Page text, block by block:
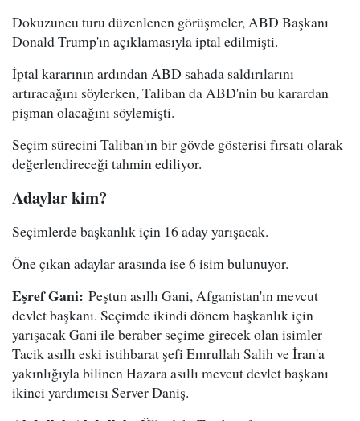
Dokuzuncu turu düzenlenen görüşmeler, ABD Başkanı
Donald Trump'ın açıklamasıyla iptal edilmişti.
İptal kararının ardından ABD sahada saldırılarını
artıracağını söylerken, Taliban da ABD'nin bu karardan
pişman olacağını söylemişti.
Seçim sürecini Taliban'ın bir gövde gösterisi fırsatı olarak
değerlendireceği tahmin ediliyor.
Adaylar kim?
Seçimlerde başkanlık için 16 aday yarışacak.
Öne çıkan adaylar arasında ise 6 isim bulunuyor.
Eşref Gani: Peştun asıllı Gani, Afganistan'ın mevcut
devlet başkanı. Seçimde ikindi dönem başkanlık için
yarışacak Gani ile beraber seçime girecek olan isimler
Tacik asıllı eski istihbarat şefi Emrullah Salih ve İran'a
yakınlığıyla bilinen Hazara asıllı mevcut devlet başkanı
ikinci yardımcısı Server Daniş.